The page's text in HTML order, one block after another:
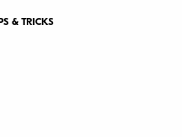
& TRICKS